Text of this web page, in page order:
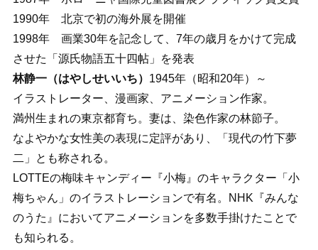
1990年 北京で初の海外展を開催
1998年 画業30年を記念して、7年の歳月をかけて完成
させた「源氏物語五十四帖」を発表
林静一（はやしせいいち） 1945年（昭和20年）～
イラストレーター、漫画家、アニメーション作家。
満州生まれの東京都育ち。妻は、染色作家の林節子。
なよやかな女性美の表現に定評があり、「現代の竹下夢
二」とも称される。
LOTTEの梅味キャンディー『小梅』のキャラクター「小
梅ちゃん」のイラストレーションで有名。NHK『みんな
のうた』においてアニメーションを多数手掛けたことで
も知られる。